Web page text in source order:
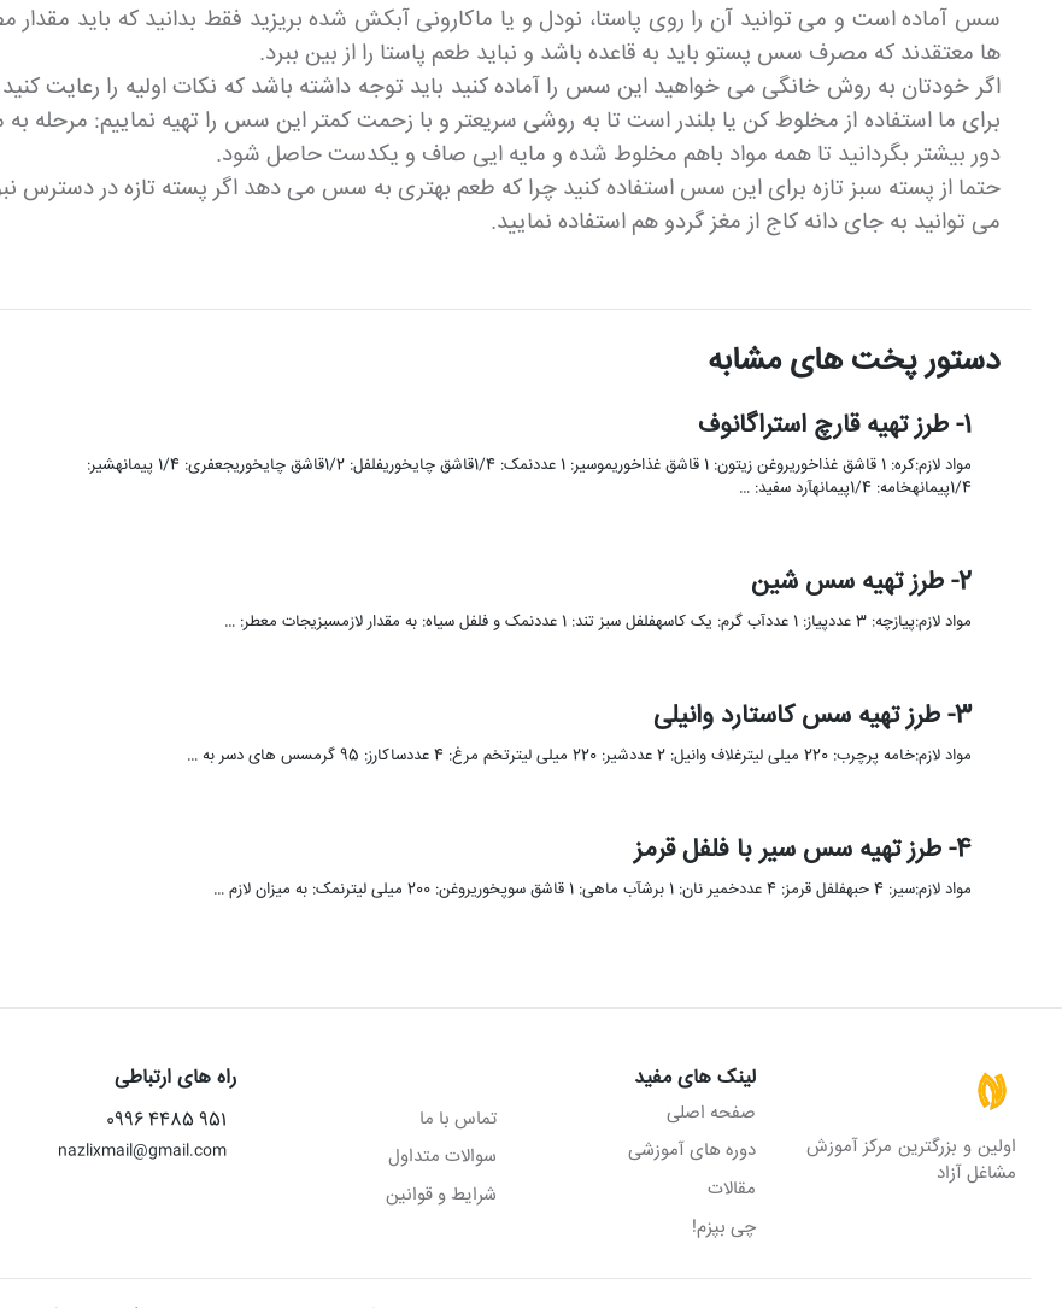
سس آماده است و می توانید آن را روی پاستا، نودل و یا ماکارونی آبکش شده بریزید فقط بدانید که باید
ها معتقدند که مصرف سس پستو باید به قاعده باشد و نباید طعم پاستا را از بین ببرد.
اگر خودتان به روش خانگی می خواهید این سس را آماده کنید باید توجه داشته باشد که نکات اولیه را رعایت
برای ما استفاده از مخلوط کن یا بلندر است تا به روشی سریعتر و با زحمت کمتر این سس را تهیه نماییم: مرحله
دور بیشتر بگردانید تا همه مواد باهم مخلوط شده و مایه ایی صاف و یکدست حاصل شود.
حتما از پسته سبز تازه برای این سس استفاده کنید چرا که طعم بهتری به سس می دهد اگر پسته تازه در دسترس
می توانید به جای دانه کاج از مغز گردو هم استفاده نمایید.
دستور پخت های مشابه
1- طرز تهیه قارچ استراگانوف
مواد لازم:کره: 1 قاشق غذاخوریروغن زیتون: 1 قاشق غذاخوریموسیر: 1 عددنمک: 1/4قاشق چایخوریفلفل: 1/2قاشق چایخوریجعفری: 1/4 پیمانهشیر:
1/4پیمانهخامه: 1/4پیمانهآرد سفید: …
2- طرز تهیه سس شین
مواد لازم:پیازچه: 3 عددپیاز: 1 عددآب گرم: یک کاسهفلفل سبز تند: 1 عددنمک و فلفل سیاه: به مقدار لازمسبزیجات معطر: …
3- طرز تهیه سس کاستارد وانیلی
مواد لازم:خامه پرچرب: 220 میلی لیترغلاف وانیل: 2 عددشیر: 220 میلی لیترتخم مرغ: 4 عددساکارز: 95 گرمسس های دسر به …
4- طرز تهیه سس سیر با فلفل قرمز
مواد لازم:سیر: 4 حبهفلفل قرمز: 4 عددخمیر نان: 1 برشآب ماهی: 1 قاشق سوپخوریروغن: 200 میلی لیترنمک: به میزان لازم …
اولین و بزرگترین مرکز آموزش
مشاغل آزاد
لینک های مفید
صفحه اصلی
دوره های آموزشی
مقالات
چی بپزم!
تماس با ما
سوالات متداول
شرایط و قوانین
راه های ارتباطی
951 4485 0996
nazlixmail@gmail.com